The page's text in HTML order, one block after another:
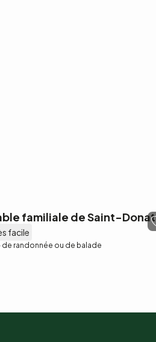
familiale de Saint-Donat
facile
de randonnée ou de balade